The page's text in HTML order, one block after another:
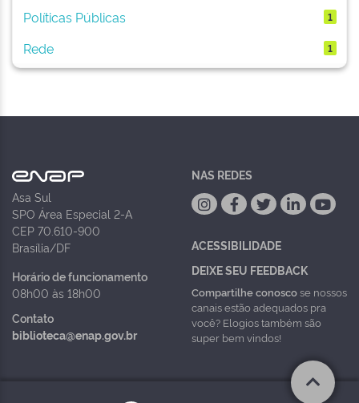
Políticas Públicas 1
Rede 1
Asa Sul
SPO Área Especial 2-A
CEP 70.610-900
Brasília/DF
Horário de funcionamento
08h00 às 18h00
Contato
biblioteca@enap.gov.br
NAS REDES
ACESSIBILIDADE
DEIXE SEU FEEDBACK
Compartilhe conoscose nossos
canais estão adequados pra
você? Elogios também são
super bem vindos!